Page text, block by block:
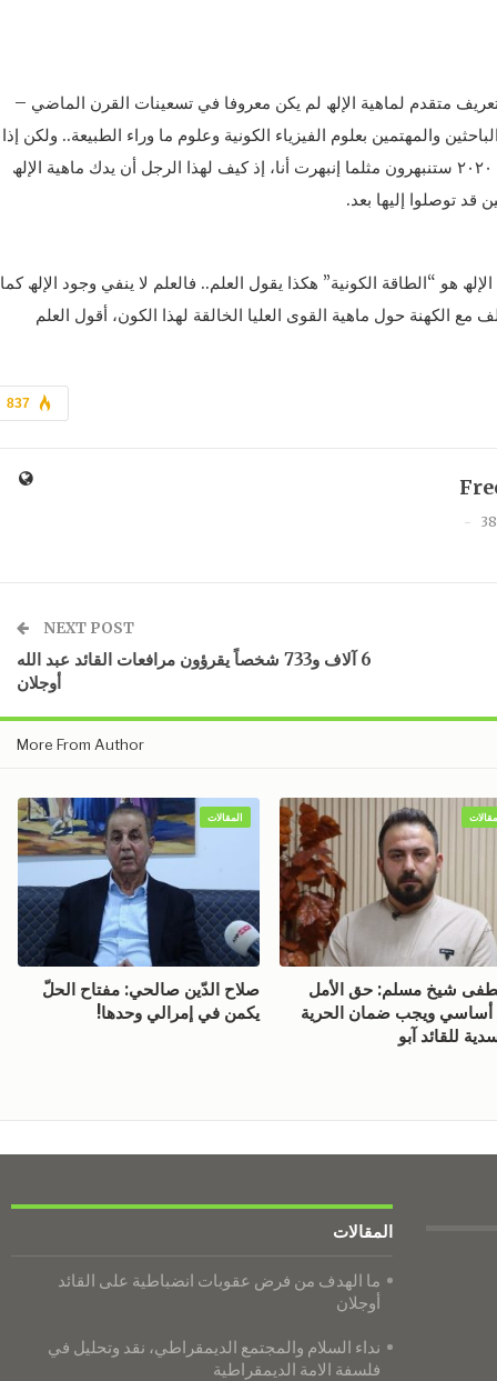
تعريف متقدم لماھية الإلھ لم يكن معروفا في تسعينات القرن الماضي –
والمھتمين بعلوم الفيزياء الكونية وعلوم ما وراء الطبيعة.. ولكن إذا
عرفتم أن ھذا التعريف قد ظھر في بدايات عام ٢٠٢٠ ستنبھرون مثلما إنبھرت أنا، إذ كيف لھذا الرجل أن يدك ماھية الإلھ
توصلوا إليھا بعد.
ھو “الطاقة الكونية” ھكذا يقول العلم.. فالعلم لا ينفي وجود الإلھ كما
مع الكھنة حول ماھية القوى العليا الخالقة لھذا الكون، أقول العلم
837
NEXT POST
6 آلاف و733 شخصاً يقرؤون مرافعات القائد عبد الله
أوجلان
More From Author
شيخ مسلم: حق الأمل
ويجب ضمان الحرية
للقائد آبو
المقالات
صلاح الدّين صالحي: مفتاح الحلّ
يكمن في إمرالي وحدها!
المقالات
ما الهدف من فرض عقوبات انضباطية على القائد
أوجلان
نداء السلام والمجتمع الديمقراطي، نقد وتحليل في
فلسفة الامة الديمقراطية